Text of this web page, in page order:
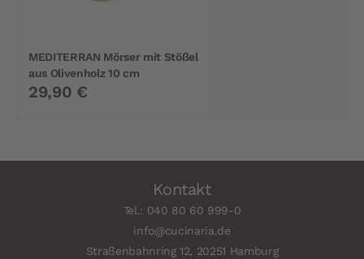
MEDITERRAN Mörser mit Stößel
aus Olivenholz 10 cm
29,90 €
Kontakt
Tel.: 040 80 60 999-0
info@cucinaria.de
Straßenbahnring 12, 20251 Hamburg